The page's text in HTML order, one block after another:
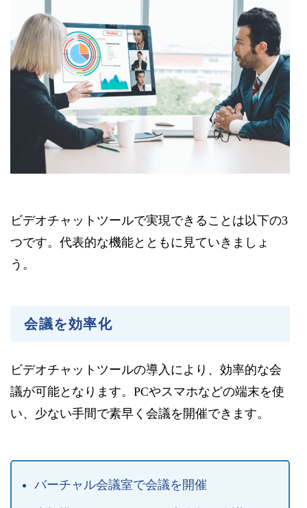
ビデオチャットツールで実現できることは以下の3
つです。代表的な機能とともに見ていきましょ
う。
会議を効率化
ビデオチャットツールの導入により、効率的な会
議が可能となります。PCやスマホなどの端末を使
い、少ない手間で素早く会議を開催できます。
バーチャル会議室で会議を開催